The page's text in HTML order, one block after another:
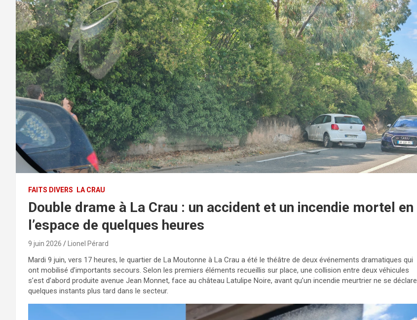
FAITS DIVERS LA CRAU
Double drame à La Crau : un accident et un incendie mortel en
l’espace de quelques heures
9 juin 2026 Lionel Pérard
Mardi 9 juin, vers 17 heures, le quartier de La Moutonne à La Crau a été le théâtre de deux événements dramatiques qui
ont mobilisé d’importants secours. Selon les premiers éléments recueillis sur place, une collision entre deux véhicules
s’est d’abord produite avenue Jean Monnet, face au château Latulipe Noire, avant qu’un incendie meurtrier ne se déclare
quelques instants plus tard dans le secteur.